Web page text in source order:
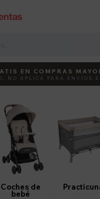
ACTIVÁ EL
EN COMPRAS
NO APLICA PARA ENVÍOS
Coches de
bebé